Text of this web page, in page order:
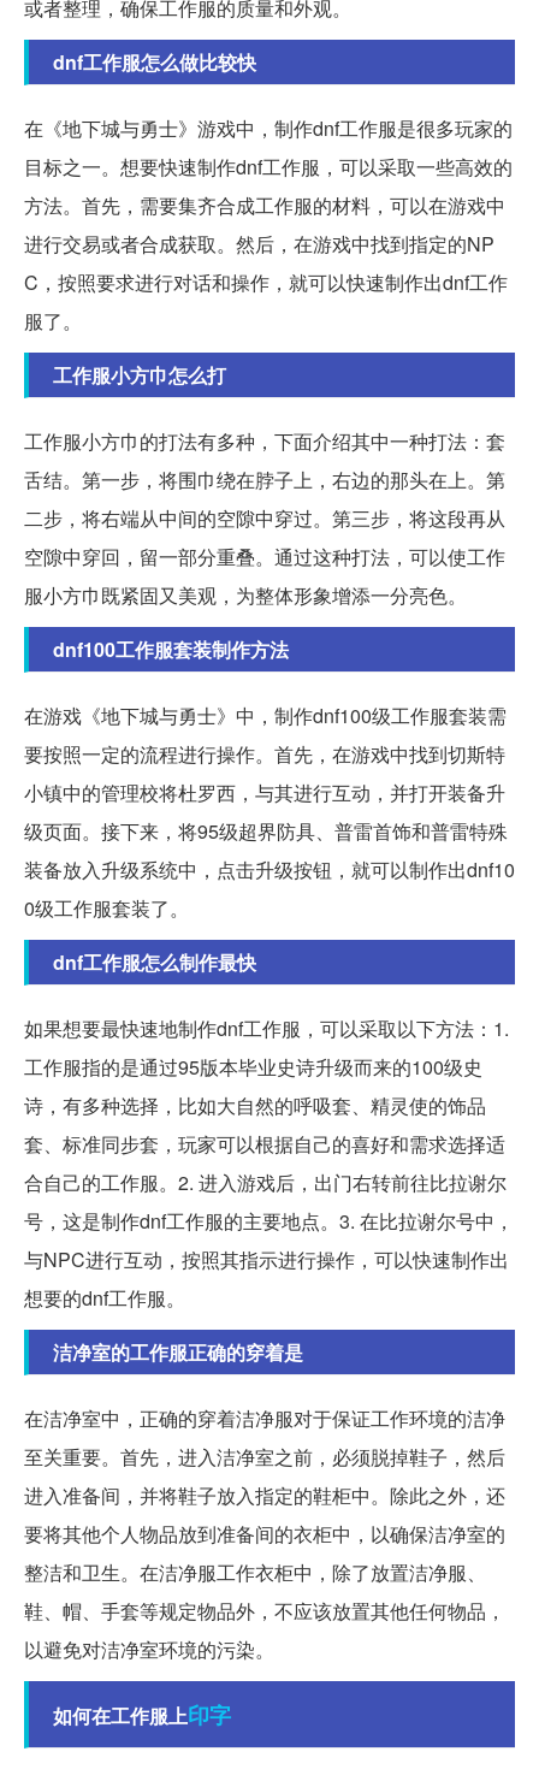
或者整理，确保工作服的质量和外观。
dnf工作服怎么做比较快
在《地下城与勇士》游戏中，制作dnf工作服是很多玩家的
目标之一。想要快速制作dnf工作服，可以采取一些高效的
方法。首先，需要集齐合成工作服的材料，可以在游戏中
进行交易或者合成获取。然后，在游戏中找到指定的NP
C，按照要求进行对话和操作，就可以快速制作出dnf工作
服了。
工作服小方巾怎么打
工作服小方巾的打法有多种，下面介绍其中一种打法：套
舌结。第一步，将围巾绕在脖子上，右边的那头在上。第
二步，将右端从中间的空隙中穿过。第三步，将这段再从
空隙中穿回，留一部分重叠。通过这种打法，可以使工作
服小方巾既紧固又美观，为整体形象增添一分亮色。
dnf100工作服套装制作方法
在游戏《地下城与勇士》中，制作dnf100级工作服套装需
要按照一定的流程进行操作。首先，在游戏中找到切斯特
小镇中的管理校将杜罗西，与其进行互动，并打开装备升
级页面。接下来，将95级超界防具、普雷首饰和普雷特殊
装备放入升级系统中，点击升级按钮，就可以制作出dnf10
0级工作服套装了。
dnf工作服怎么制作最快
如果想要最快速地制作dnf工作服，可以采取以下方法：1.
工作服指的是通过95版本毕业史诗升级而来的100级史
诗，有多种选择，比如大自然的呼吸套、精灵使的饰品
套、标准同步套，玩家可以根据自己的喜好和需求选择适
合自己的工作服。2. 进入游戏后，出门右转前往比拉谢尔
号，这是制作dnf工作服的主要地点。3. 在比拉谢尔号中，
与NPC进行互动，按照其指示进行操作，可以快速制作出
想要的dnf工作服。
洁净室的工作服正确的穿着是
在洁净室中，正确的穿着洁净服对于保证工作环境的洁净
至关重要。首先，进入洁净室之前，必须脱掉鞋子，然后
进入准备间，并将鞋子放入指定的鞋柜中。除此之外，还
要将其他个人物品放到准备间的衣柜中，以确保洁净室的
整洁和卫生。在洁净服工作衣柜中，除了放置洁净服、
鞋、帽、手套等规定物品外，不应该放置其他任何物品，
以避免对洁净室环境的污染。
如何在工作服上印字